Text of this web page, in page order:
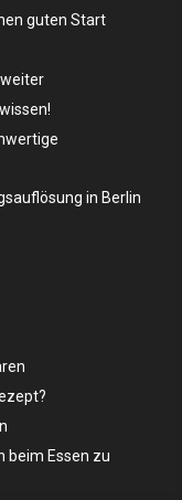
guten Start
in Berlin
beim Essen zu